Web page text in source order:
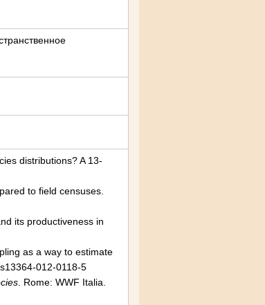
distributions? A 13-
to field censuses.
its productiveness in
as a way to estimate
012-0118-5
. Rome: WWF Italia.